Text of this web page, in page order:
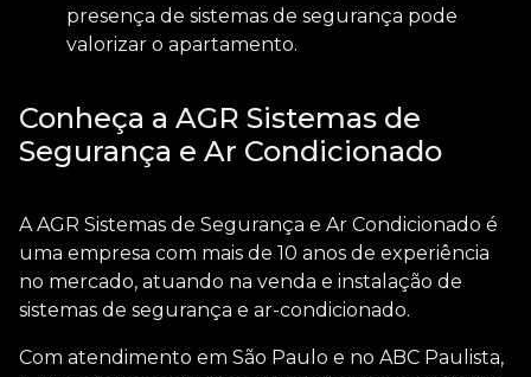
presença de sistemas de segurança pode
valorizar o apartamento.
Conheça a AGR Sistemas de
Segurança e Ar Condicionado
A AGR Sistemas de Segurança e Ar Condicionado é
uma empresa com mais de 10 anos de experiência
no mercado, atuando na venda e instalação de
sistemas de segurança e ar-condicionado.
Com atendimento em São Paulo e no ABC Paulista,